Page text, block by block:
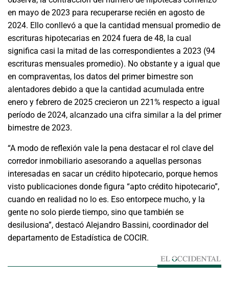
en mayo de 2023 para recuperarse recién en agosto de
2024. Ello conllevó a que la cantidad mensual promedio de
escrituras hipotecarias en 2024 fuera de 48, la cual
significa casi la mitad de las correspondientes a 2023 (94
escrituras mensuales promedio). No obstante y a igual que
en compraventas, los datos del primer bimestre son
alentadores debido a que la cantidad acumulada entre
enero y febrero de 2025 crecieron un 221% respecto a igual
período de 2024, alcanzado una cifra similar a la del primer
bimestre de 2023.
“A modo de reflexión vale la pena destacar el rol clave del
corredor inmobiliario asesorando a aquellas personas
interesadas en sacar un crédito hipotecario, porque hemos
visto publicaciones donde figura “apto crédito hipotecario”,
cuando en realidad no lo es. Eso entorpece mucho, y la
gente no solo pierde tiempo, sino que también se
desilusiona”, destacó Alejandro Bassini, coordinador del
departamento de Estadística de COCIR.